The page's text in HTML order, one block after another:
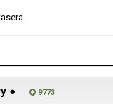
● 9773